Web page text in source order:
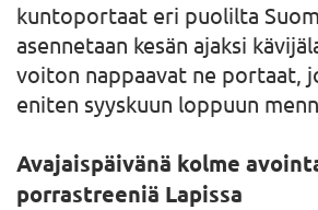
kuntoportaat eri puolilta
asennetaan kesän ajaksi
voiton nappaavat ne portaat,
eniten syyskuun loppuun
Avajaispäivänä kolme
porrastreeniä Lapissa